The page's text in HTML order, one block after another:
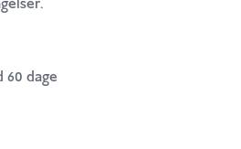
60 dage